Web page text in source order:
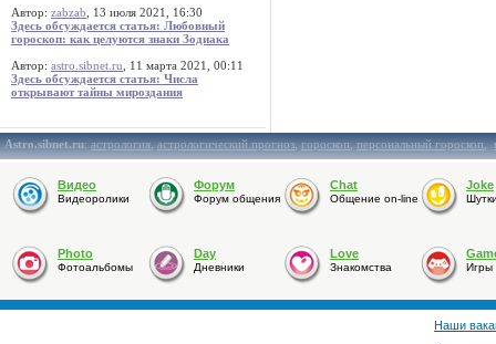
Автор: zabzab , 13 июля 2021, 16:30
Здесь обсуждается статья: Любовный
гороскоп: как целуются знаки Зодиака
Автор: astro.sibnet.ru , 11 марта 2021, 00:11
Здесь обсуждается статья: Числа
открывают тайны мироздания
Astro.sibnet.ru:астрология,астрологический прогноз,гороскоп,персональный гороскоп,
Видео
Видеоролики
Форум
Форум общения
Chat
Общение on-line
Joke
Photo
Фотоальбомы
Day
Дневники
Love
Знакомства Игры
Наши